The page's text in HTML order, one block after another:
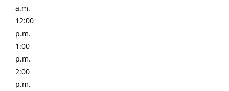
a.m.
12:00
p.m.
1:00
p.m.
2:00
p.m.